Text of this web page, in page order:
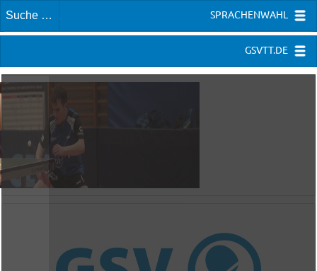
SPRACHENWAHL
GSVTT.DE